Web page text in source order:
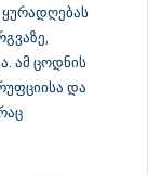
ამ ცოდნის
და